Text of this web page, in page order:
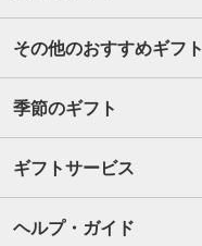
その他のおすすめギフト
季節のギフト
ギフトサービス
ヘルプ・ガイド